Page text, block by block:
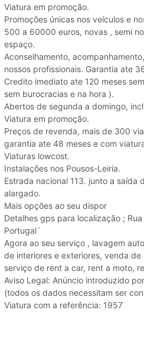
Viatura em promoção.
Promoções únicas nos veículos e
500 a 60000 euros, novas , semi
espaço.
Aconselhamento,
nossos profissionais. Garantia ate
Credito imediato ate 120 meses
sem burocracias e na hora ).
Abertos de segunda a domingo,
Viatura em promoção.
Preços de revenda, mais de 300
garantia ate 48 meses e com
Viaturas lowcost.
Instalações nos Pousos-Leiria.
Estrada nacional 113. junto a saída
alargado.
Mais opções ao seu dispor
Detalhes gps para localização ;
Portugal´
Agora ao seu serviço , lavagem
de interiores e exteriores, venda
serviço de rent a car, rent a moto,
Aviso Legal: Anúncio introduzido
(todos os dados necessitam ser
Viatura com a referência: 1957